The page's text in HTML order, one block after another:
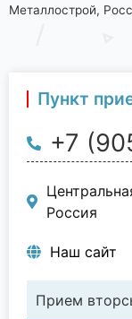
Металлострой,
Пункт
+7
Россия
Наш сайт
Прием